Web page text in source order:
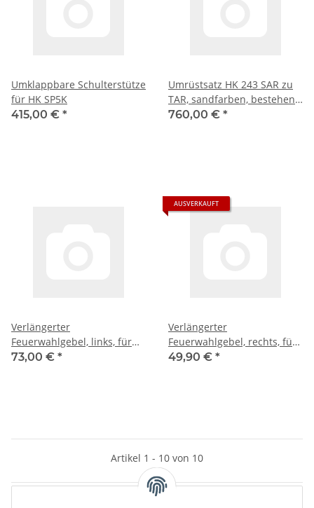
Umklappbare Schulterstütze
für HK SP5K
415,00 € *
Umrüstsatz HK 243 SAR zu
TAR, sandfarben, bestehend
237016
760,00 € *
Verlängerter
Feuerwahlgebel, links, für
SP5K
73,00 € *
AUSVERKAUFT
Verlängerter
Feuerwahlgebel, rechts, für
SP5K
49,90 € *
Artikel 1 - 10 von 10